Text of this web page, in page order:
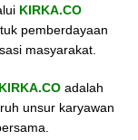
KIRKA.CO
pemberdayaan
masyarakat.
KIRKA.COadalah
unsur karyawan